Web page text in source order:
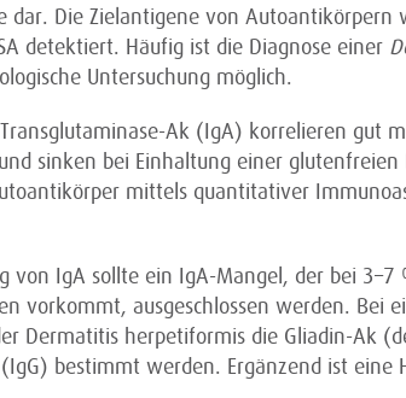
dar. Die Zielantigene von Autoantikörpern
detektiert. Häufig ist die Diagnose einer
Untersuchung möglich.
Ak (IgA) korrelieren gut
sinken bei Einhaltung einer
mittels quantitativer
von IgA sollte ein IgA-Mangel, der bei 3–7
vorkommt, ausgeschlossen werden. Bei
Dermatitis herpetiformis die Gliadin-Ak
bestimmt werden. Ergänzend ist eine